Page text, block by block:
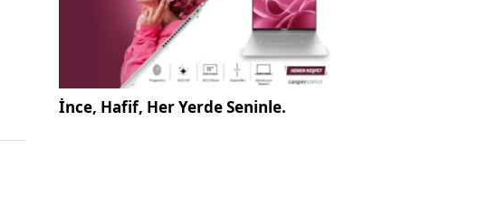
İnce, Hafif, Her Yerde Seninle.